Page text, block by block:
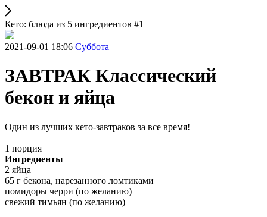
Кето: блюда из 5 ингредиентов #1
2021-09-01 18:06 Суббота
ЗАВТРАК Классический
бекон и яйца
Один из лучших кето-завтраков за все время!
1 порция
Ингредиенты
2 яйца
65 г бекона, нарезанного ломтиками
помидоры черри (по желанию)
свежий тимьян (по желанию)